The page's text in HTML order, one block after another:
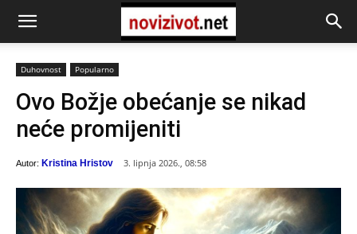
Duhovnost Popularno
Ovo Božje obećanje se nikad
neće promijeniti
Autor: Kristina Hristov 3. lipnja 2026., 08:58